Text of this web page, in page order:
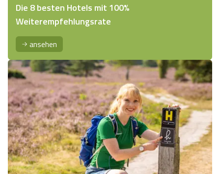
Die 8 besten Hotels mit 100%
Weiterempfehlungsrate
ansehen